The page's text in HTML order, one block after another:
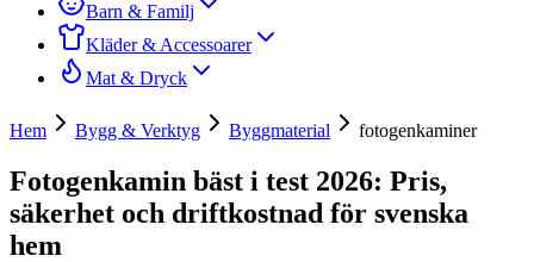
Barn & Familj
Kläder & Accessoarer
Mat & Dryck
Hem Bygg & Verktyg Byggmaterial fotogenkaminer
Fotogenkamin bäst i test 2026: Pris,
säkerhet och driftkostnad för svenska
hem